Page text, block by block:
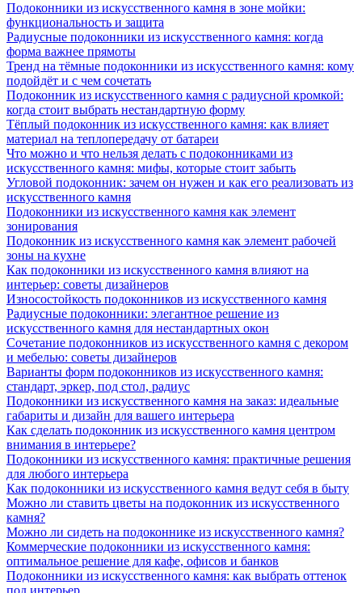
Подоконники из искусственного камня в зоне мойки:
функциональность и защита
Радиусные подоконники из искусственного камня: когда
форма важнее прямоты
Тренд на тёмные подоконники из искусственного камня: кому
подойдёт и с чем сочетать
Подоконник из искусственного камня с радиусной кромкой:
когда стоит выбрать нестандартную форму
Тёплый подоконник из искусственного камня: как влияет
материал на теплопередачу от батареи
Что можно и что нельзя делать с подоконниками из
искусственного камня: мифы, которые стоит забыть
Угловой подоконник: зачем он нужен и как его реализовать из
искусственного камня
Подоконники из искусственного камня как элемент
зонирования
Подоконник из искусственного камня как элемент рабочей
зоны на кухне
Как подоконники из искусственного камня влияют на
интерьер: советы дизайнеров
Износостойкость подоконников из искусственного камня
Радиусные подоконники: элегантное решение из
искусственного камня для нестандартных окон
Сочетание подоконников из искусственного камня с декором
и мебелью: советы дизайнеров
Варианты форм подоконников из искусственного камня:
стандарт, эркер, под стол, радиус
Подоконники из искусственного камня на заказ: идеальные
габариты и дизайн для вашего интерьера
Как сделать подоконник из искусственного камня центром
внимания в интерьере?
Подоконники из искусственного камня: практичные решения
для любого интерьера
Как подоконники из искусственного камня ведут себя в быту
Можно ли ставить цветы на подоконник из искусственного
камня?
Можно ли сидеть на подоконнике из искусственного камня?
Коммерческие подоконники из искусственного камня:
оптимальное решение для кафе, офисов и банков
Подоконники из искусственного камня: как выбрать оттенок